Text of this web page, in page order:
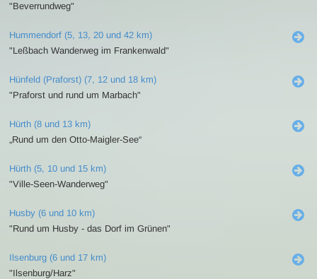
"Beverrundweg"
Hummendorf (5, 13, 20 und 42 km)
"Leßbach Wanderweg im Frankenwald"
Hünfeld (Praforst) (7, 12 und 18 km)
"Praforst und rund um Marbach"
Hürth (8 und 13 km)
„Rund um den Otto-Maigler-See“
Hürth (5, 10 und 15 km)
"Ville-Seen-Wanderweg"
Husby (6 und 10 km)
"Rund um Husby - das Dorf im Grünen"
Ilsenburg (6 und 17 km)
"Ilsenburg/Harz"